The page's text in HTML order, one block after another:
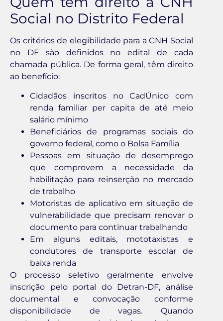
Social no Distrito Federal
Os critérios de elegibilidade para a CNH Social
no DF são definidos no edital de cada
chamada pública. De forma geral, têm direito
ao benefício:
Cidadãos inscritos no CadÚnico com
renda familiar per capita de até meio
salário mínimo
Beneficiários de programas sociais do
governo federal, como o Bolsa Família
Pessoas em situação de desemprego
que comprovem a necessidade da
habilitação para reinserção no mercado
de trabalho
Motoristas de aplicativo em situação de
vulnerabilidade que precisam renovar o
documento para continuar trabalhando
Em alguns editais, mototaxistas e
condutores de transporte escolar de
baixa renda
O processo seletivo geralmente envolve
inscrição pelo portal do Detran-DF, análise
documental e convocação conforme
disponibilidade de vagas. Quando